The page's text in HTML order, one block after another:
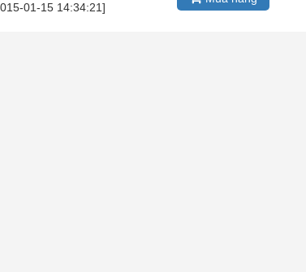
01-15 14:34:21]